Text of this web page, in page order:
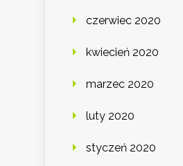
czerwiec 2020
kwiecień 2020
marzec 2020
luty 2020
styczeń 2020